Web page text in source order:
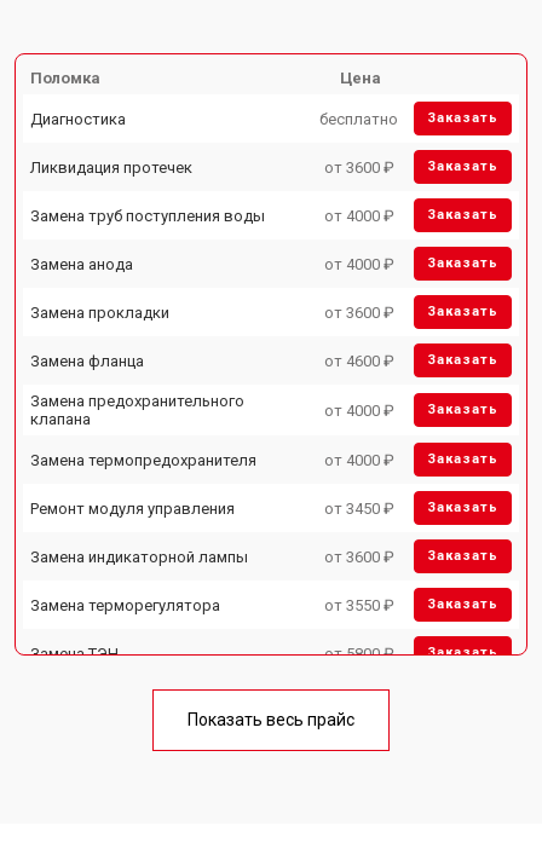
Поломка Цена
Диагностика бесплатно Заказать
Ликвидация протечек от 3600 ₽ Заказать
Замена труб поступления воды от 4000 ₽ Заказать
Замена анода от 4000 ₽ Заказать
Замена прокладки от 3600 ₽ Заказать
Замена фланца от 4600 ₽ Заказать
Замена предохранительного
клапана
от 4000 ₽ Заказать
Замена термопредохранителя от 4000 ₽ Заказать
Ремонт модуля управления от 3450 ₽ Заказать
Замена индикаторной лампы от 3600 ₽ Заказать
Замена терморегулятора от 3550 ₽ Заказать
Замена ТЭН от 5800 ₽ Заказать
Замена термостата от 3590 ₽
Показать весь прайс